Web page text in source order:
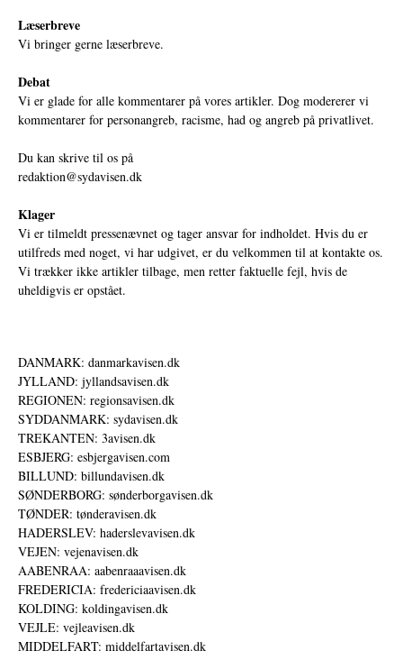
Læserbreve
Vi bringer gerne læserbreve.
Debat
Vi er glade for alle kommentarer på vores artikler. Dog modererer vi
kommentarer for personangreb, racisme, had og angreb på privatlivet.
Du kan skrive til os på
redaktion@sydavisen.dk
Klager
Vi er tilmeldt pressenævnet og tager ansvar for indholdet. Hvis du er
utilfreds med noget, vi har udgivet, er du velkommen til at kontakte os.
Vi trækker ikke artikler tilbage, men retter faktuelle fejl, hvis de
uheldigvis er opstået.
DANMARK: danmarkavisen.dk
JYLLAND: jyllandsavisen.dk
REGIONEN: regionsavisen.dk
SYDDANMARK: sydavisen.dk
TREKANTEN: 3avisen.dk
ESBJERG: esbjergavisen.com
BILLUND: billundavisen.dk
SØNDERBORG: sønderborgavisen.dk
TØNDER: tønderavisen.dk
HADERSLEV: haderslevavisen.dk
VEJEN: vejenavisen.dk
AABENRAA: aabenraaavisen.dk
FREDERICIA: fredericiaavisen.dk
KOLDING: koldingavisen.dk
VEJLE: vejleavisen.dk
MIDDELFART: middelfartavisen.dk